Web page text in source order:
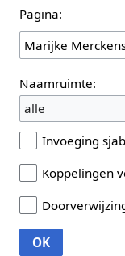
Pagina:
Naamruimte:
alle
Invoeging
Koppelingen
OK